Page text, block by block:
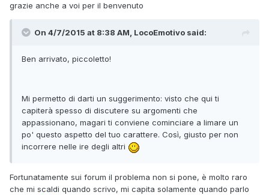
grazie anche a voi per il benvenuto
On 4/7/2015 at 8:38 AM, LocoEmotivo said:
Ben arrivato, piccoletto!
Mi permetto di darti un suggerimento: visto che qui ti
capiterà spesso di discutere su argomenti che
appassionano, magari ti conviene cominciare a limare un
po' questo aspetto del tuo carattere. Così, giusto per non
incorrere nelle ire degli altri
Fortunatamente sui forum il problema non si pone, è molto raro
che mi scaldi quando scrivo, mi capita solamente quando parlo